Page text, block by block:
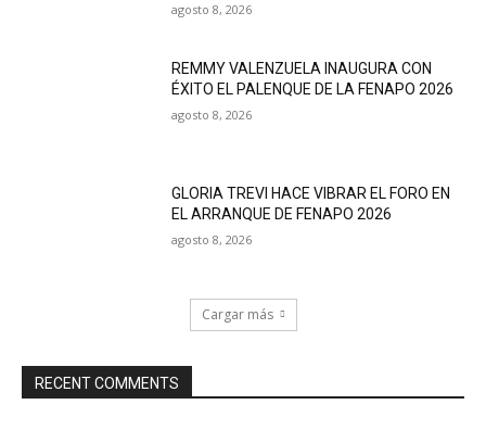
agosto 8, 2026
REMMY VALENZUELA INAUGURA CON
ÉXITO EL PALENQUE DE LA FENAPO 2026
agosto 8, 2026
GLORIA TREVI HACE VIBRAR EL FORO EN
EL ARRANQUE DE FENAPO 2026
agosto 8, 2026
Cargar más
RECENT COMMENTS